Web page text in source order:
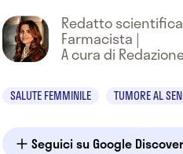
Redatto
Farmacista |
A cura di
SALUTE FEMMINILE TUMORE AL
Seguici su Google Discover